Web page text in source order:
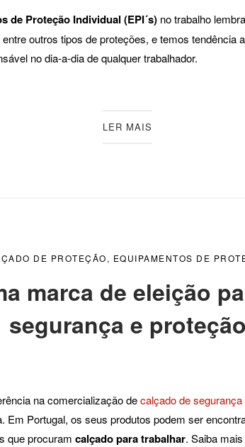
de Proteção Individual (EPI´s) no trabalho
outros tipos de proteções, e temos tendência
no dia-a-dia de qualquer trabalhador.
LER MAIS
DE PROTEÇÃO, EQUIPAMENTOS DE
marca de eleição
segurança e proteção
na comercialização decalçado de
Em Portugal, os seus produtos podem ser
que procuram calçado para trabalhar. Saiba